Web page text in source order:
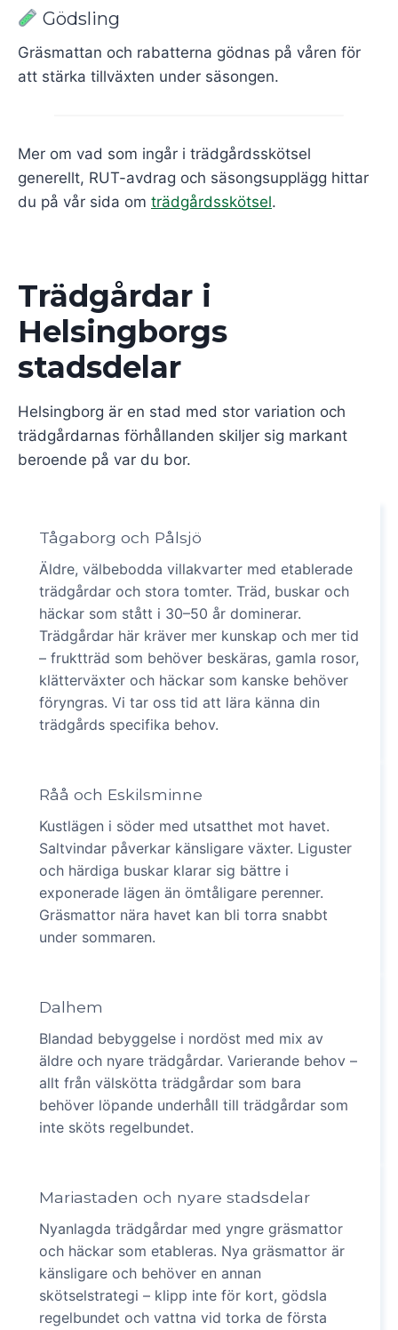
Gödsling
Gräsmattan och rabatterna gödnas på våren för
att stärka tillväxten under säsongen.
Mer om vad som ingår i trädgårdsskötsel
generellt, RUT-avdrag och säsongsupplägg hittar
du på vår sida om trädgårdsskötsel.
Trädgårdar i
Helsingborgs
stadsdelar
Helsingborg är en stad med stor variation och
trädgårdarnas förhållanden skiljer sig markant
beroende på var du bor.
Tågaborg och Pålsjö
Äldre, välbebodda villakvarter med etablerade
trädgårdar och stora tomter. Träd, buskar och
häckar som stått i 30–50 år dominerar.
Trädgårdar här kräver mer kunskap och mer tid
– fruktträd som behöver beskäras, gamla rosor,
klätterväxter och häckar som kanske behöver
föryngras. Vi tar oss tid att lära känna din
trädgårds specifika behov.
Råå och Eskilsminne
Kustlägen i söder med utsatthet mot havet.
Saltvindar påverkar känsligare växter. Liguster
och härdiga buskar klarar sig bättre i
exponerade lägen än ömtåligare perenner.
Gräsmattor nära havet kan bli torra snabbt
under sommaren.
Dalhem
Blandad bebyggelse i nordöst med mix av
äldre och nyare trädgårdar. Varierande behov –
allt från välskötta trädgårdar som bara
behöver löpande underhåll till trädgårdar som
inte sköts regelbundet.
Mariastaden och nyare stadsdelar
Nyanlagda trädgårdar med yngre gräsmattor
och häckar som etableras. Nya gräsmattor är
känsligare och behöver en annan
skötselstrategi – klipp inte för kort, gödsla
regelbundet och vattna vid torka de första